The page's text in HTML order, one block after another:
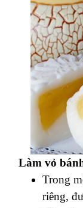
Làm vỏ
Trong
riêng,